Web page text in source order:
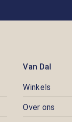
Van Dal
Winkels
Over ons